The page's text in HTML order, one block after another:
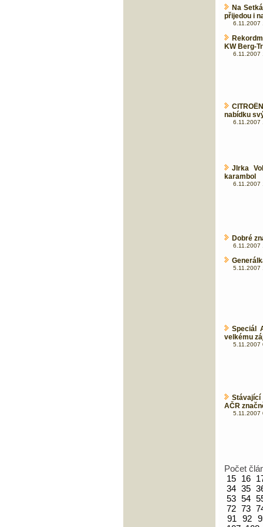
Na
přijedou i
6.11.2007
KW Berg-
6.11.2007
nabídku
6.11.2007
JIrka
karambol
6.11.2007
Dobré
6.11.2007
5.11.2007
Speciál
velkému
5.11.2007
AČR
5.11.2007
Počet
15 16
34 35
53 54
72 73
91
92